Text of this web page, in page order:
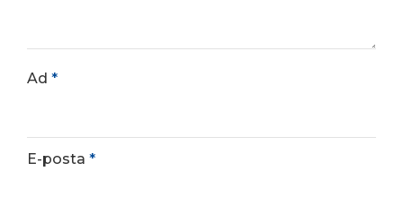
Ad *
E-posta *